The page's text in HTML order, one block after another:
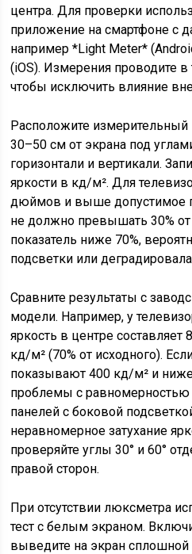
центра. Для проверки
приложение на смартфоне с
например *Light Meter*
(iOS). Измерения проводите
чтобы исключить влияние
Расположите измерительный
30–50 см от экрана под
горизонтали и вертикали.
яркости в кд/м². Для
дюймов и выше допустимое
не должно превышать 30% от
показатель ниже 70%,
подсветки или
Сравните результаты с
модели. Например, у
яркость в центре составляет
кд/м² (70% от исходного).
показывают 400 кд/м² и
проблемы с равномерностью
панелей с боковой
неравномерное затухание
проверяйте углы 30° и 60°
правой сторон.
При отсутствии люксметра
тест с белым экраном.
выведите на экран